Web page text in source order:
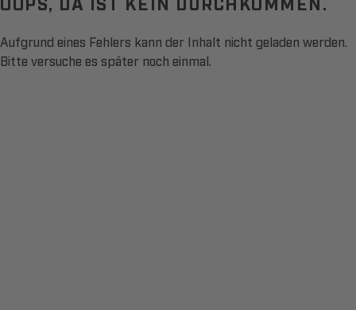
Aufgrund eines Fehlers kann der Inhalt nicht geladen werden.
Bitte versuche es später noch einmal.